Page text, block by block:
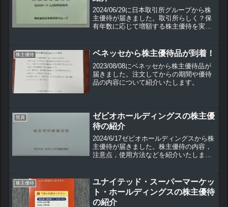
2024/06/29に日本取引所グループから株
主優待が届きました。取引所らしく？保
有年数に応じて増額する株主優待を実施
株主優待 ベネッセから株主優待品が到着！
2023/08/08にベネッセから株主優待品が
届きました。注文してからの期間や優待
品の内容について紹介いたします。
投資
ゼビオホールディングスの株主優
待の紹介
2024/6/17ゼビオホールディングスから株
主優待が届きました。株主優待の内容，
注意点，使用方法などを紹介いたしま
株主優待
ユナイテッド・スーパーマーケッ
ト・ホールディングスの株主優待
の紹介